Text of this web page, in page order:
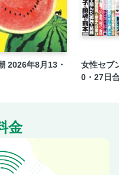
這い上がって
ィナ
2026年8月13・
女性セブ
0・27日
金